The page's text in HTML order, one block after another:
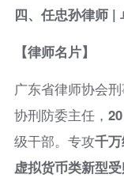
四、任忠孙律师 |
【律师名片】
广东省律师协会
协刑防委主任，
级干部。专攻千
虚拟货币类新型